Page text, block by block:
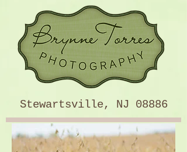
Stewartsville, NJ 08886